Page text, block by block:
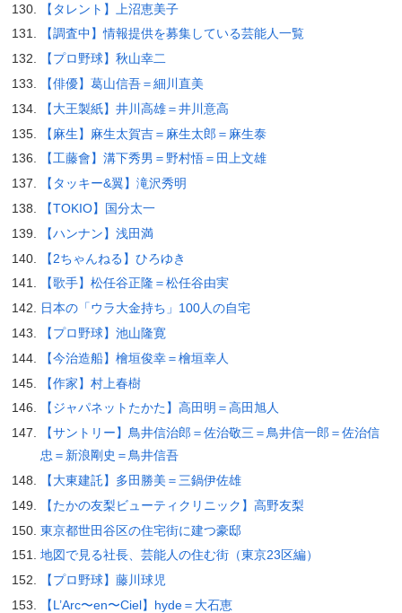
【タレント】上沼恵美子
【調査中】情報提供を募集している芸能人一覧
【プロ野球】秋山幸二
【俳優】葛山信吾＝細川直美
【大王製紙】井川高雄＝井川意高
【麻生】麻生太賀吉＝麻生太郎＝麻生泰
【工藤會】溝下秀男＝野村悟＝田上文雄
【タッキー&翼】滝沢秀明
【TOKIO】国分太一
【ハンナン】浅田満
【2ちゃんねる】ひろゆき
【歌手】松任谷正隆＝松任谷由実
日本の「ウラ大金持ち」100人の自宅
【プロ野球】池山隆寛
【今治造船】檜垣俊幸＝檜垣幸人
【作家】村上春樹
【ジャパネットたかた】高田明＝高田旭人
【サントリー】鳥井信治郎＝佐治敬三＝鳥井信一郎＝佐治信
忠＝新浪剛史＝鳥井信吾
【大東建託】多田勝美＝三鍋伊佐雄
【たかの友梨ビューティクリニック】高野友梨
東京都世田谷区の住宅街に建つ豪邸
地図で見る社長、芸能人の住む街（東京23区編）
【プロ野球】藤川球児
【L’Arc〜en〜Ciel】hyde＝大石恵